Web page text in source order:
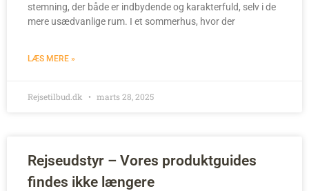
stemning, der både er indbydende og karakterfuld, selv i de
mere usædvanlige rum. I et sommerhus, hvor der
LÆS MERE »
Rejsetilbud.dk marts 28, 2025
Rejseudstyr – Vores produktguides
findes ikke længere